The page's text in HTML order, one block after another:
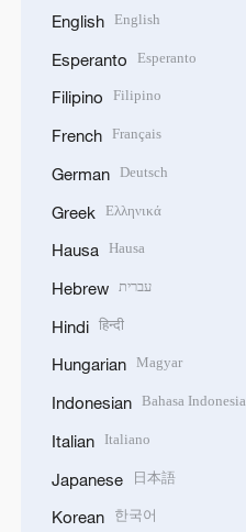
English English
Esperanto Esperanto
Filipino Filipino
French Français
German Deutsch
Greek Ελληνικά
Hausa Hausa
Hebrew עברית
Hindi हिन्दी
Hungarian Magyar
Indonesian Bahasa Indonesia
Italian Italiano
Japanese 日本語
Korean 한국어